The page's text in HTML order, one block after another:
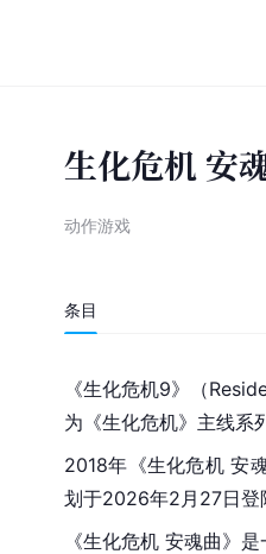
生化危机 安
动作游戏
条目
《生化危机9》（
为《生化危机》主线系
2018年《生化危机 安
划于2026年2月27日登
《生化危机 安魂曲》